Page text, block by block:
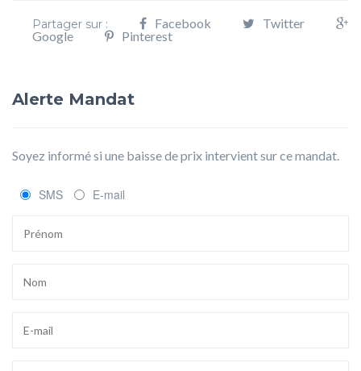
Partager sur : Facebook
Twitter
Google
Pinterest
Alerte Mandat
Soyez informé si une baisse de prix intervient sur ce mandat.
SMS E-mail